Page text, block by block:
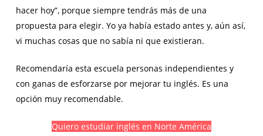
hacer hoy”, porque siempre tendrás más de una
propuesta para elegir. Yo ya había estado antes y, aún así,
vi muchas cosas que no sabía ni que existieran.
Recomendaría esta escuela personas independientes y
con ganas de esforzarse por mejorar tu inglés. Es una
opción muy recomendable.
Quiero estudiar inglés en Norte América